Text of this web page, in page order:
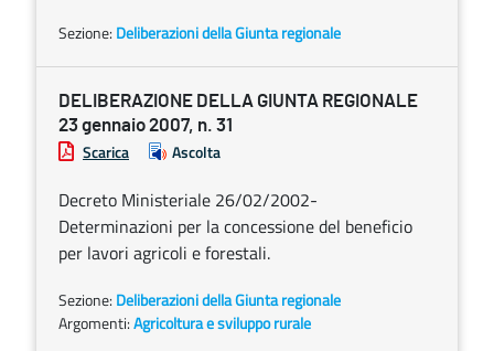
Sezione: Deliberazioni della Giunta regionale
DELIBERAZIONE DELLA GIUNTA REGIONALE
23 gennaio 2007, n. 31
Scarica Ascolta
Decreto Ministeriale 26/02/2002-
Determinazioni per la concessione del beneficio
per lavori agricoli e forestali.
Sezione: Deliberazioni della Giunta regionale
Argomenti:Agricoltura e sviluppo rurale